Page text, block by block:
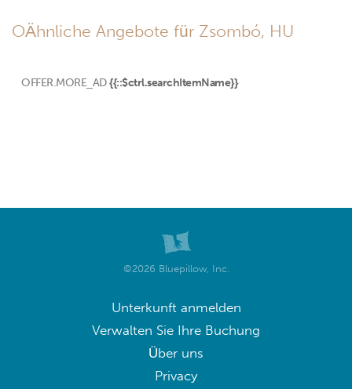
OÄhnliche Angebote für Zsombó, HU
OFFER.MORE_AD {{::$ctrl.searchItemName}}
©2026 Bluepillow, Inc.
Unterkunft anmelden
Verwalten Sie Ihre Buchung
Über uns
Privacy